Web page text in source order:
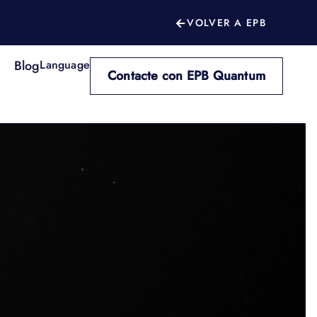
VOLVER A EPB
BlogLanguage
Contacte con EPB Quantum